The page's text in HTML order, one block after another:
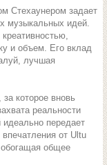
Стехаунером задает
музыкальных идей.
и объем. Его вклад
лучшая
которое вновь
реальности
передает
от Ultu
общее